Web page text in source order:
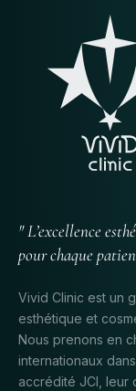
" L’excellence
pour chaque
Vivid Clinic est un
esthétique et
Nous prenons en
internationaux
accrédité JCI, leur